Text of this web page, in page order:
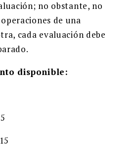
no obstante, no
de una
cada evaluación debe
disponible: